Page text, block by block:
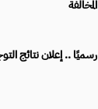
المخالفة
رسميًا .. إعلان نتائج